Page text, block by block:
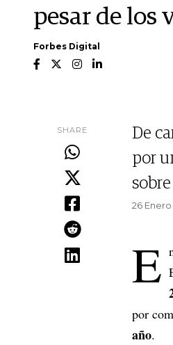
pesar de los
Forbes Digital
SHARE
De
por
26 Enero
E
por
año.